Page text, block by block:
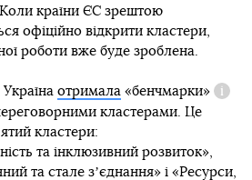
країни ЄС зрештою
офіційно відкрити кластери,
роботи вже буде зроблена.
отримала «бенчмарки»
кластерами. Це
кластери:
та інклюзивний розвиток»,
та стале зʼєднання» і «Ресурси,